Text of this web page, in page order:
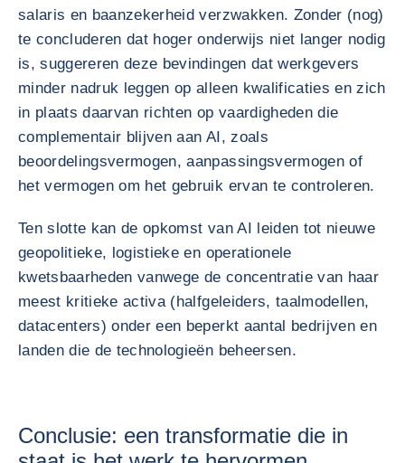
salaris en baanzekerheid verzwakken. Zonder (nog)
te concluderen dat hoger onderwijs niet langer nodig
is, suggereren deze bevindingen dat werkgevers
minder nadruk leggen op alleen kwalificaties en zich
in plaats daarvan richten op vaardigheden die
complementair blijven aan AI, zoals
beoordelingsvermogen, aanpassingsvermogen of
het vermogen om het gebruik ervan te controleren.
Ten slotte kan de opkomst van AI leiden tot nieuwe
geopolitieke, logistieke en operationele
kwetsbaarheden vanwege de concentratie van haar
meest kritieke activa (halfgeleiders, taalmodellen,
datacenters) onder een beperkt aantal bedrijven en
landen die de technologieën beheersen.
Conclusie: een transformatie die in